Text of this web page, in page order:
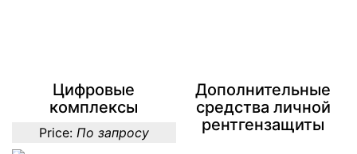
Цифровые
комплексы
Price: По запросу
Дополнительные
средства личной
рентгензащиты